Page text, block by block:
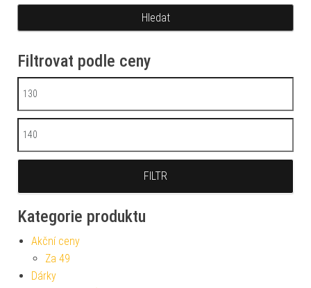
Filtrovat podle ceny
Minimální cena
Maximální cena
FILTR
Kategorie produktu
Akční ceny
Za 49
Dárky